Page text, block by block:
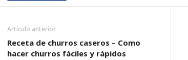
Artículo anterior
Receta de churros caseros – Como
hacer churros fáciles y rápidos